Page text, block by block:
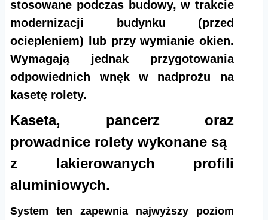
stosowane podczas budowy, w trakcie
modernizacji budynku (przed
ociepleniem) lub przy wymianie okien.
Wymagają jednak przygotowania
odpowiednich wnęk w nadprożu na
kasetę rolety.
Kaseta, pancerz oraz
prowadnice rolety wykonane są
z lakierowanych profili
aluminiowych.
System ten zapewnia najwyższy poziom